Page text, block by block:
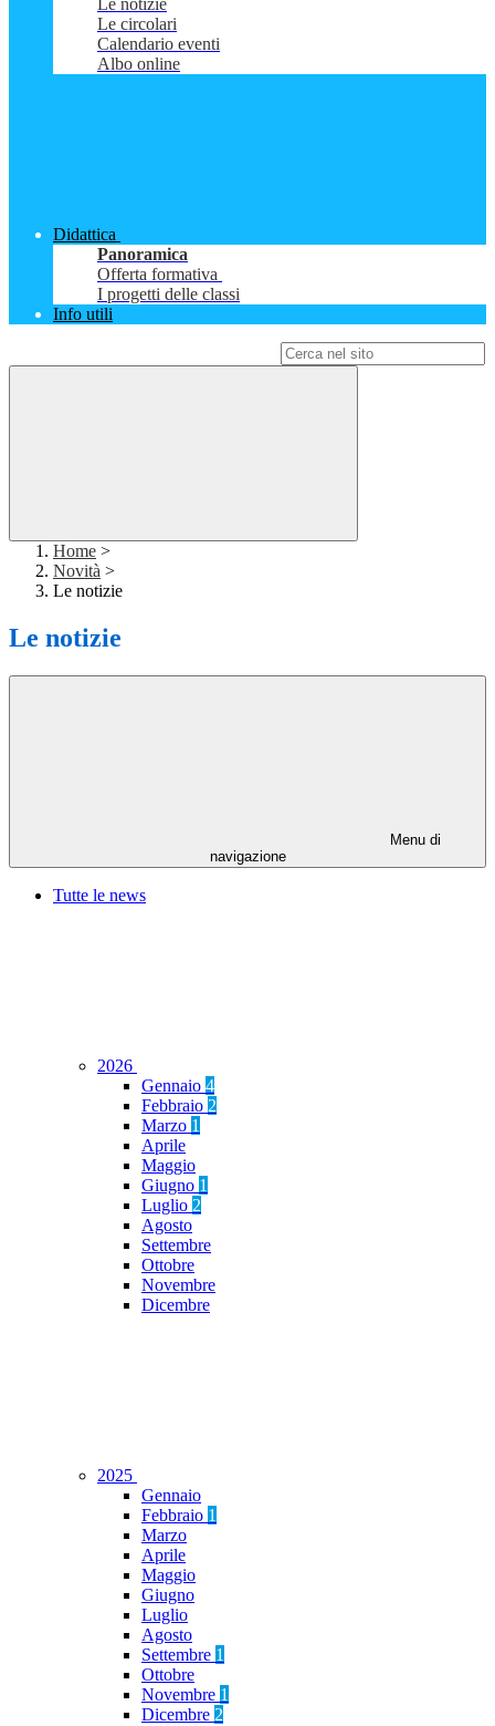
Le notizie
Le circolari
Calendario eventi
Albo online
Didattica
Panoramica
Offerta formativa
I progetti delle classi
Info utili
Home >
Novità >
Le notizie
Le notizie
Menu di
navigazione
Tutte le news
2026
Gennaio 4
Febbraio 2
Marzo 1
Aprile
Maggio
Giugno 1
Luglio 2
Agosto
Settembre
Ottobre
Novembre
Dicembre
2025
Gennaio
Febbraio 1
Marzo
Aprile
Maggio
Giugno
Luglio
Agosto
Settembre 1
Ottobre
Novembre 1
Dicembre 2